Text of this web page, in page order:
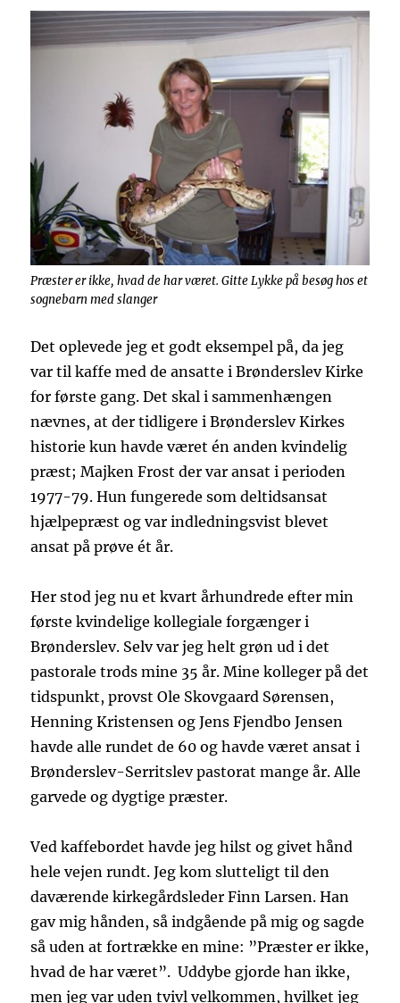
Præster er ikke, hvad de har været. Gitte Lykke på besøg hos et
sognebarn med slanger
Det oplevede jeg et godt eksempel på, da jeg
var til kaffe med de ansatte i Brønderslev Kirke
for første gang. Det skal i sammenhængen
nævnes, at der tidligere i Brønderslev Kirkes
historie kun havde været én anden kvindelig
præst; Majken Frost der var ansat i perioden
1977-79. Hun fungerede som deltidsansat
hjælpepræst og var indledningsvist blevet
ansat på prøve ét år.
Her stod jeg nu et kvart århundrede efter min
første kvindelige kollegiale forgænger i
Brønderslev. Selv var jeg helt grøn ud i det
pastorale trods mine 35 år. Mine kolleger på det
tidspunkt, provst Ole Skovgaard Sørensen,
Henning Kristensen og Jens Fjendbo Jensen
havde alle rundet de 60 og havde været ansat i
Brønderslev-Serritslev pastorat mange år. Alle
garvede og dygtige præster.
Ved kaffebordet havde jeg hilst og givet hånd
hele vejen rundt. Jeg kom slutteligt til den
daværende kirkegårdsleder Finn Larsen. Han
gav mig hånden, så indgående på mig og sagde
så uden at fortrække en mine: ”Præster er ikke,
hvad de har været”. Uddybe gjorde han ikke,
men jeg var uden tvivl velkommen, hvilket jeg